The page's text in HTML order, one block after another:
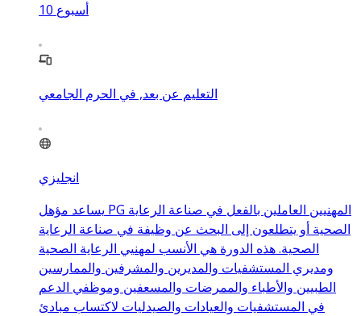
10 أسبوع
التعليم عن بعد, في الحرم الجامعي
انجليزي
يساعد مؤهل PG المهنيين العاملين بالفعل في صناعة الرعاية
الصحية أو يتطلعون إلى البحث عن وظيفة في صناعة الرعاية
الصحية. هذه الدورة هي الأنسب لمهنيي الرعاية الصحية
ومديري المستشفيات والمديرين والمشرفين والممارسين
الطبيين والأطباء والممرضات والمسعفين وموظفي الدعم
في المستشفيات والعيادات والصيدليات لاكتساب مبادئ